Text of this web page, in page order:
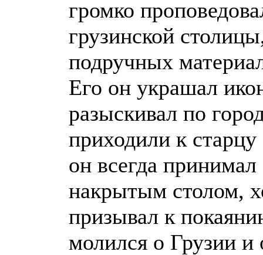
громко
грузинской
подручных
Его он украшал
разыскивал по
приходили к
он всегда
накрытым столом,
призывал к
молился о Грузии и